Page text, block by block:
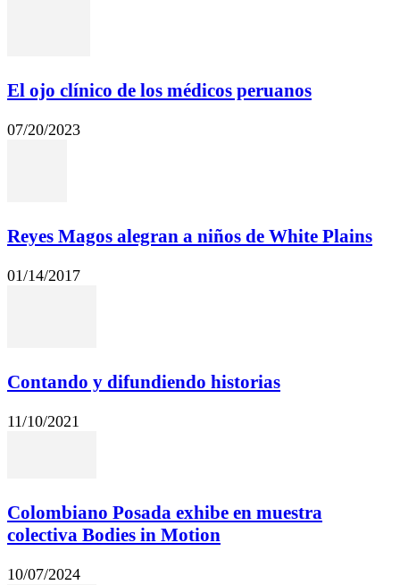
El ojo clínico de los médicos peruanos
07/20/2023
Reyes Magos alegran a niños de White Plains
01/14/2017
Contando y difundiendo historias
11/10/2021
Colombiano Posada exhibe en muestra
colectiva Bodies in Motion
10/07/2024